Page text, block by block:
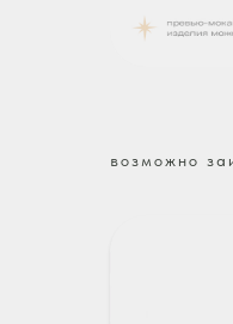
возможно